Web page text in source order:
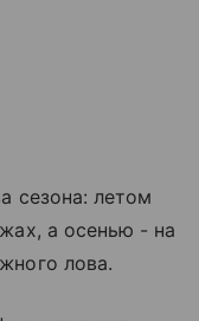
сезона: летом
а осенью - на
лова.